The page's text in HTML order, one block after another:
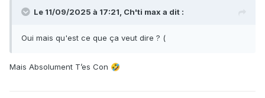
Le 11/09/2025 à 17:21, Ch'ti max a dit :
Oui mais qu'est ce que ça veut dire ? (
Mais Absolument T’es Con 🤣